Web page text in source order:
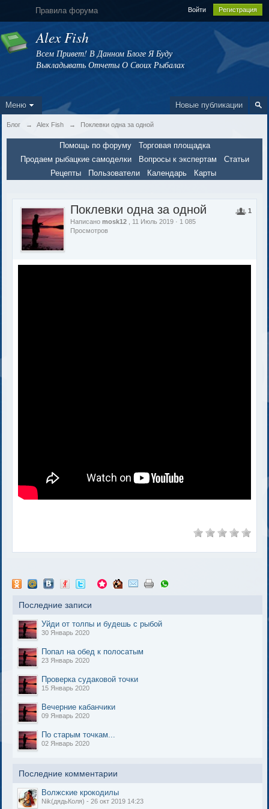
Правила форума Войти Регистрация
Alex Fish
Всем Привет! В Данном Блоге Я Буду
Выкладывать Отчеты О Своих Рыбалах
Новые публикации
Меню
Блог → Alex Fish → Поклевки одна за одной
Помощь по форуму
Торговая площадка
Продаем рыбацкие самоделки
Вопросы к экспертам
Статьи
Рецепты
Пользователи Календарь Карты
1
Поклевки одна за одной
Написаноmosk12
, 11 Июль 2019 · 1 085
Просмотров
Последние записи
Уйди от толпы и будешь с рыбой
30 Январь 2020
Попал на обед к полосатым
23 Январь 2020
Проверка судаковой точки
15 Январь 2020
Вечерние кабанчики
09 Январь 2020
По старым точкам...
02 Январь 2020
Последние комментарии
Волжские крокодилы
Nik(дядьКоля) - 26 окт 2019 14:23